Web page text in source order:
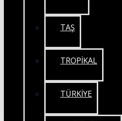
TAŞ
TROPİKAL
TÜRKİYE